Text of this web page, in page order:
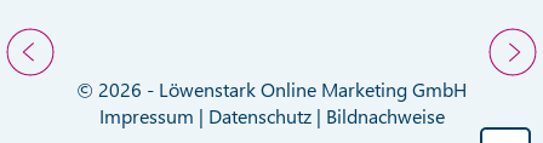
© 2026 - Löwenstark Online Marketing GmbH
Impressum | Datenschutz| Bildnachweise